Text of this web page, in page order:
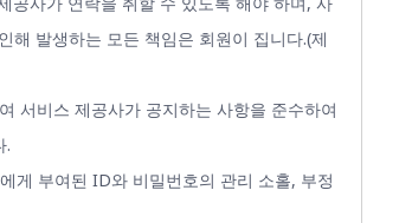
해 발생하는 모든 책임은 회원이 집니다.(제
서비스 제공사가 공지하는 사항을 준수하여
.
게 부여된 ID와 비밀번호의 관리 소홀, 부정